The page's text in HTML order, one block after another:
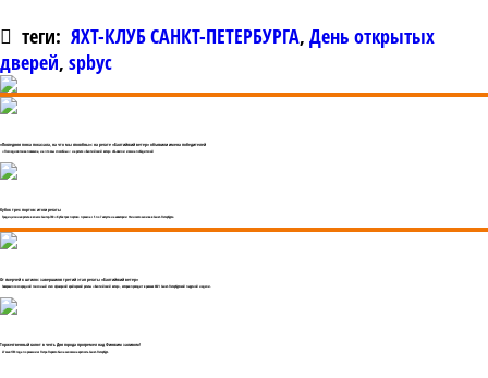
теги: ЯХТ-КЛУБ САНКТ-ПЕТЕРБУРГА, День открытых
дверей, spbyc
«Последняя гонка показала, на что мы способны»: на регате «Балтийский ветер» объявили имена победителей
«Последняя гонка показала, на что мы способны»: на регате «Балтийский ветер» объявили имена победителей
Кубок трех портов: итоги регаты
Традиционная регата в классе Сантер-760 «Кубок трех портов» прошла с 5 по 7 августа на акватории Финского залива в Санкт-Петербурге.
От смерчей к штилю: завершился третий этап регаты «Балтийский ветер»
Завершился очередной гоночный этап офшорной крейсерской регаты «Балтийский ветер», которая проходит в рамках XXVI Санкт-Петербургской парусной недели.
Торжественный салют в честь Дня города прогремел над Финским заливом!
27 мая 1703 года по решению Петра Первого была заложена крепость Санкт-Петербург.